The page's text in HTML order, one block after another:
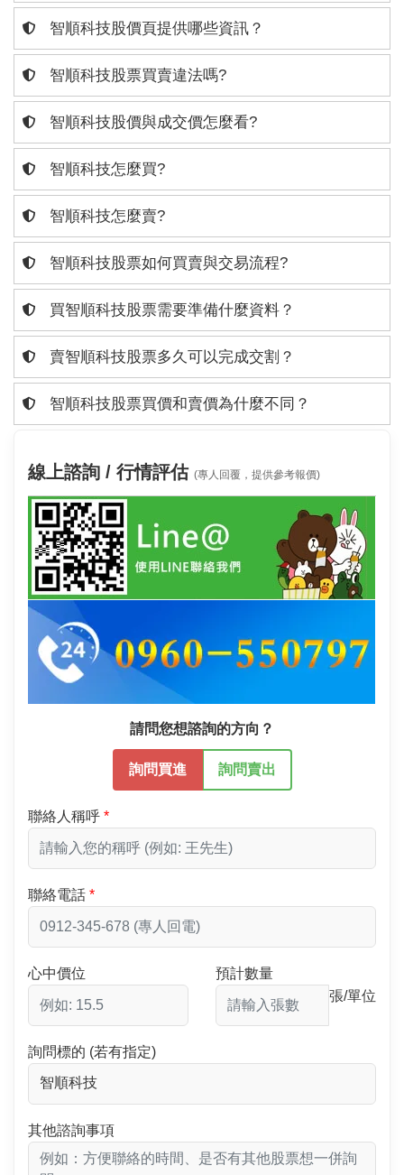
智順科技股價頁提供哪些資訊？
智順科技股票買賣違法嗎?
智順科技股價與成交價怎麼看?
智順科技怎麼買?
智順科技怎麼賣?
智順科技股票如何買賣與交易流程?
買智順科技股票需要準備什麼資料？
賣智順科技股票多久可以完成交割？
智順科技股票買價和賣價為什麼不同？
線上諮詢 / 行情評估 (專人回覆，提供參考報價)
請問您想諮詢的方向？
詢問買進 詢問賣出
聯絡人稱呼
聯絡電話
心中價位
預計數量
張/單位
詢問標的 (若有指定)
其他諮詢事項